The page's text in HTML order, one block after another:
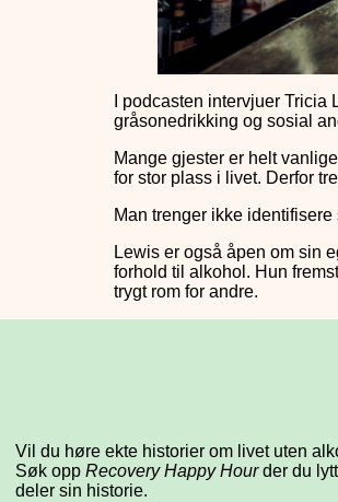
I podcasten intervjuer
gråsonedrikking og sosial
Mange gjester er helt
for stor plass i livet. Derfor
Man trenger ikke
Lewis er også åpen om sin
forhold til alkohol. Hun
trygt rom for andre.
Vil du høre ekte historier om livet uten
Søk oppRecovery Happy Hourder du
deler sin historie.